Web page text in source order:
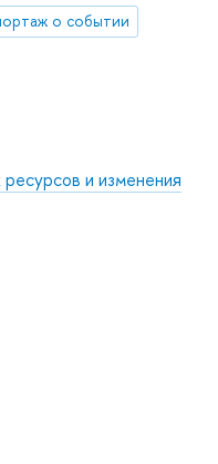
о событии
и изменения